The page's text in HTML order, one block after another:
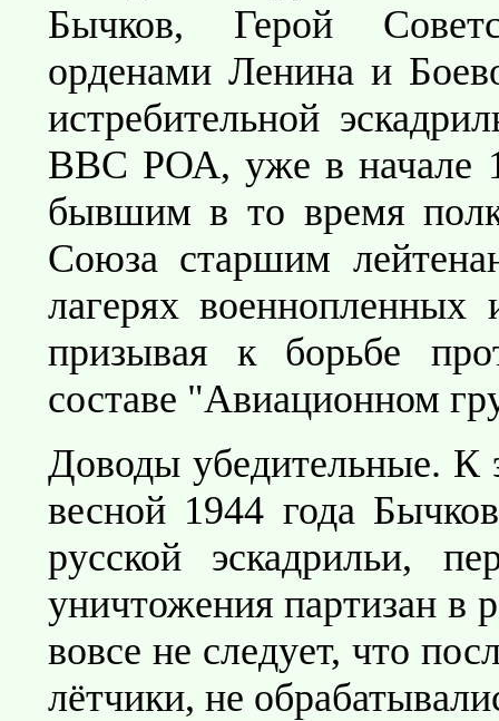
Бычков, Герой
орденами Ленина и
истребительной
ВВС РОА, уже в начале
бывшим в то время
Союза старшим
лагерях
призывая к борьбе
составе "Авиационном
Доводы убедительные. К
весной 1944 года
русской эскадрильи,
уничтожения партизан в
вовсе не следует, что
лётчики, не